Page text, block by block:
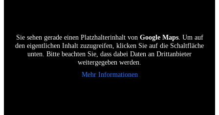
Sie sehen gerade einen Platzhalterinhalt von Google Maps. Um auf
den eigentlichen Inhalt zuzugreifen, klicken Sie auf die Schaltfläche
unten. Bitte beachten Sie, dass dabei Daten an Drittanbieter
weitergegeben werden.
Mehr Informationen